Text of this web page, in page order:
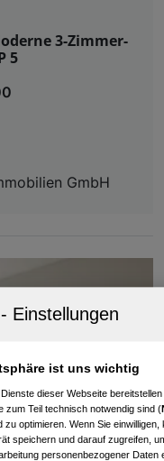
3-Zimmer-
5
GmbH
ist uns wichtig
dieser Webseite
zum Teil technisch notwendig sind (
zu optimieren. Wenn Sie
speichern und darauf zugreifen,
personenbezogener